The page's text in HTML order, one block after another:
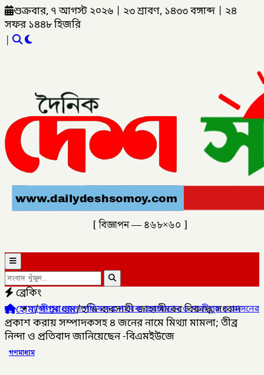
শুক্রবার, ৭ আগস্ট ২০২৬ ২৩ শ্রাবণ, ১৪৩৩ বঙ্গাব্দ
২৪
সফর ১৪৪৮ হিজরি
|
[ বিজ্ঞাপন — ৪৬৮×৬০ ]
ব্রেকিং
সাবেক চেয়ারম্যান ও গাজীপুর ৫ আসনের সাবেক সংসদ সদস্য
হোম/গণমাধ্যম/হুন্ডি ব্যবসায়ী জাহাঙ্গীরের বিরুদ্ধে সংবাদ
প্রকাশ করায় সম্পাদকসহ ৪ জনের নামে মিথ্যা মামলা; তীব্র
নিন্দা ও প্রতিবাদ জানিয়েছেন -বিএমইউজে
গণমাধ্যম